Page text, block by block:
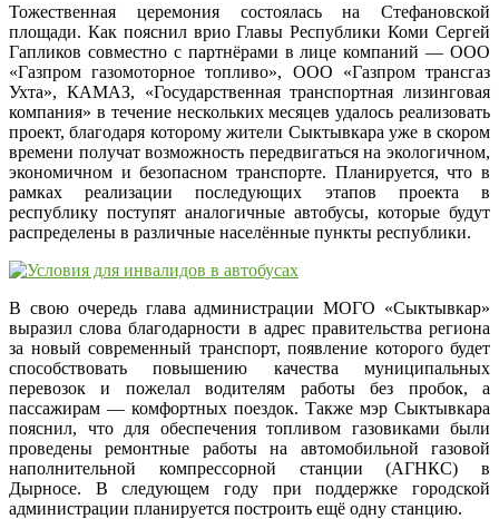
Тожественная церемония состоялась на Стефановской
площади. Как пояснил врио Главы Республики Коми Сергей
Гапликов совместно с партнёрами в лице компаний — ООО
«Газпром газомоторное топливо», ООО «Газпром трансгаз
Ухта», КАМАЗ, «Государственная транспортная лизинговая
компания» в течение нескольких месяцев удалось реализовать
проект, благодаря которому жители Сыктывкара уже в скором
времени получат возможность передвигаться на экологичном,
экономичном и безопасном транспорте. Планируется, что в
рамках реализации последующих этапов проекта в
республику поступят аналогичные автобусы, которые будут
распределены в различные населённые пункты республики.
В свою очередь глава администрации МОГО «Сыктывкар»
выразил слова благодарности в адрес правительства региона
за новый современный транспорт, появление которого будет
способствовать повышению качества муниципальных
перевозок и пожелал водителям работы без пробок, а
пассажирам — комфортных поездок. Также мэр Сыктывкара
пояснил, что для обеспечения топливом газовиками были
проведены ремонтные работы на автомобильной газовой
наполнительной компрессорной станции (АГНКС) в
Дырносе. В следующем году при поддержке городской
администрации планируется построить ещё одну станцию.